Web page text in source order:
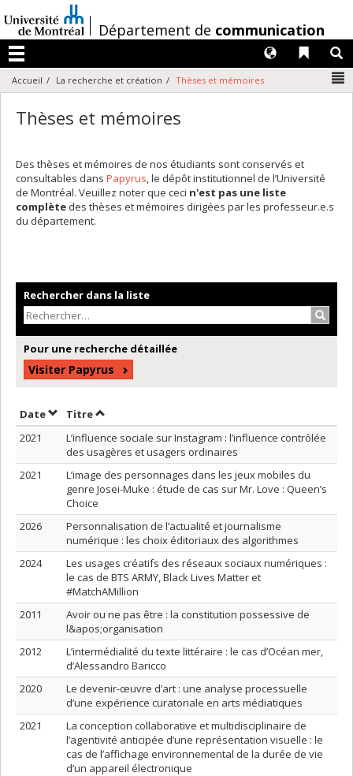
au
contenu
/Département de communication
Menu
Liens
Langues
Accueil La recherche et création Thèses et mémoires
Thèses et mémoires
Des thèses et mémoires de nos étudiants sont conservés et
consultables dans Papyrus, le dépôt institutionnel de l’Université
de Montréal. Veuillez noter que ceci n'est pas une liste
complète des thèses et mémoires dirigées par les professeur.e.s
du département.
Rechercher dans la liste
Pour une recherche détaillée
Visiter Papyrus
DateTrier par date en ordre décroissant
TitreTrier par titre en ordre décroissant
2021
L’influence sociale sur Instagram : l’influence contrôlée
des usagères et usagers ordinaires
2021
L’image des personnages dans les jeux mobiles du
genre Josei-Muke : étude de cas sur Mr. Love : Queen’s
Choice
2026
Personnalisation de l’actualité et journalisme
numérique : les choix éditoriaux des algorithmes
2024
Les usages créatifs des réseaux sociaux numériques :
le cas de BTS ARMY, Black Lives Matter et
#MatchAMillion
2011
Avoir ou ne pas être : la constitution possessive de
l&apos;organisation
2012
L’intermédialité du texte littéraire : le cas d’Océan mer,
d’Alessandro Baricco
2020
Le devenir-œuvre d’art : une analyse processuelle
d’une expérience curatoriale en arts médiatiques
2021
La conception collaborative et multidisciplinaire de
l’agentivité anticipée d’une représentation visuelle : le
cas de l’affichage environnemental de la durée de vie
d’un appareil électronique